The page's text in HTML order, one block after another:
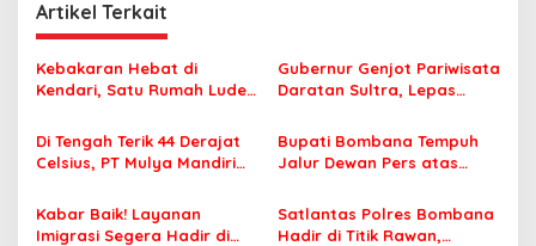
g
a
s
i
p
o
s
Artikel Terkait
Kebakaran Hebat di
Kendari, Satu Rumah Ludes
Gubernur Genjot Pariwisata
Daratan Sultra, Lepas
Tiga Kabupaten Unggulan
Di Tengah Terik 44 Derajat
Celsius, PT Mulya Mandiri
Jamaah Tetap Sehat dan
Nyaman Beribadah
Bupati Bombana Tempuh
Jalur Dewan Pers atas
Korupsi Jembatan Cirauci II
Kabar Baik! Layanan
Imigrasi Segera Hadir di
Satlantas Polres Bombana
Hadir di Titik Rawan,